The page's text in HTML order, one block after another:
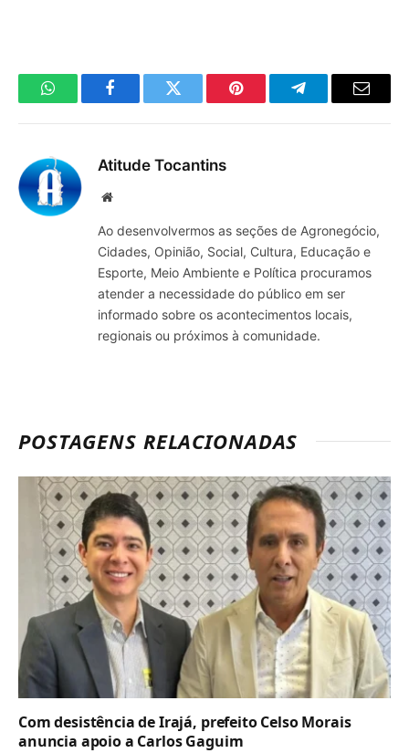
WhatsAppFacebookTwitter Pinterest TelegramaE-
Atitude Tocantins
Site
Ao desenvolvermos as seções de Agronegócio,
Cidades, Opinião, Social, Cultura, Educação e
Esporte, Meio Ambiente e Política procuramos
atender a necessidade do público em ser
informado sobre os acontecimentos locais,
regionais ou próximos à comunidade.
POSTAGENS RELACIONADAS
Com desistência de Irajá, prefeito Celso Morais
anuncia apoio a Carlos Gaguim